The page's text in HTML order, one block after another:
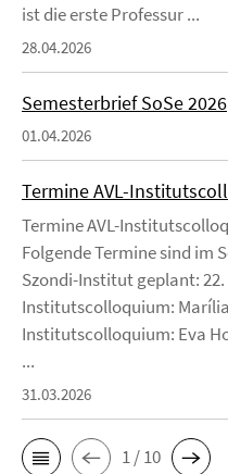
ist die erste Professur ...
28.04.2026
Semesterbrief SoSe 2026
01.04.2026
Termine AVL-
Termine AVL-
Folgende Termine sind im
Szondi-Institut geplant: 22.
Institutscolloquium:
Institutscolloquium: Eva
...
31.03.2026
1 / 10